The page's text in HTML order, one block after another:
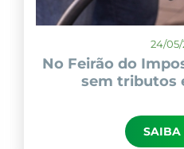
24/05/
No Feirão do
sem tributos
SAIBA